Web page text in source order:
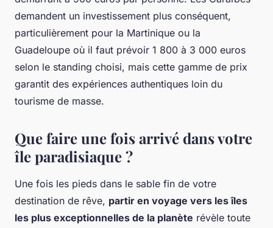
demandent un investissement plus conséquent,
particulièrement pour la Martinique ou la
Guadeloupe où il faut prévoir 1 800 à 3 000 euros
selon le standing choisi, mais cette gamme de prix
garantit des expériences authentiques loin du
tourisme de masse.
Que faire une fois arrivé dans votre
île paradisiaque ?
Une fois les pieds dans le sable fin de votre
destination de rêve, partir en voyage vers les îles
les plus exceptionnelles de la planète révèle toute